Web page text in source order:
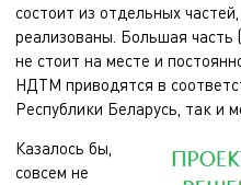
состоит из отдельных
реализованы. Большая часть
не стоит на месте и
НДТМ приводятся в
Республики Беларусь, так и
Казалось бы,
совсем не